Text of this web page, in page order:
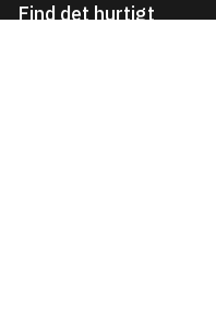
Find det hurtigt